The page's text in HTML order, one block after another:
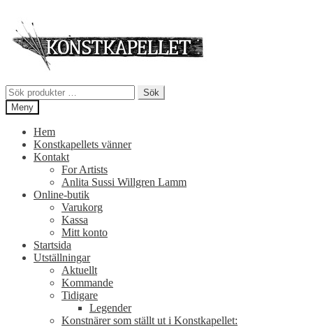
navigering
innehåll
Sök
efter:
Sök
Meny
Hem
Konstkapellets vänner
Kontakt
For Artists
Anlita Sussi Willgren Lamm
Online-butik
Varukorg
Kassa
Mitt konto
Startsida
Utställningar
Aktuellt
Kommande
Tidigare
Legender
Konstnärer som ställt ut i Konstkapellet: